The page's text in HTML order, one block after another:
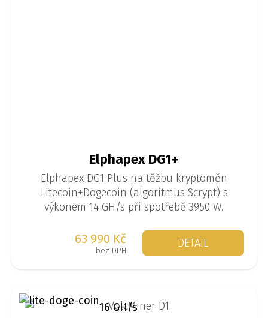
Elphapex DG1+
Elphapex DG1 Plus na těžbu kryptoměn
Litecoin+Dogecoin (algoritmus Scrypt) s
výkonem 14 GH/s při spotřebě 3950 W.
63 990 Kč
bez DPH
DETAIL
16 GH/s